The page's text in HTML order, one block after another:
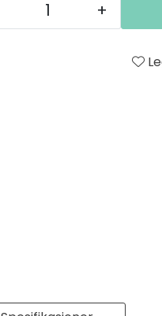
+